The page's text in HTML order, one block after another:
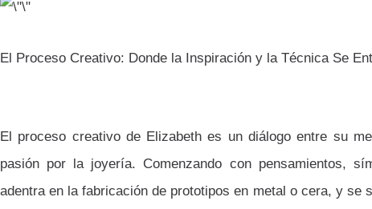
El Proceso Creativo: Donde la Inspiración y la Técnica Se
El proceso creativo de Elizabeth es un diálogo entre su
pasión por la joyería. Comenzando con pensamientos,
adentra en la fabricación de prototipos en metal o cera, y se